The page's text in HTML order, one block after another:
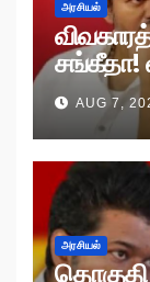
அரசியல்
சங்கீதா!
AUG 7,
அரசியல்